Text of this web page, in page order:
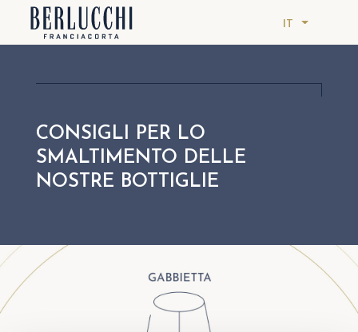
IT
CONSIGLI PER LO
SMALTIMENTO DELLE
NOSTRE BOTTIGLIE